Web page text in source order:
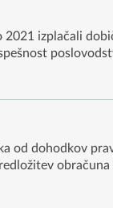
2021 izplačali
od dohodkov
obračuna